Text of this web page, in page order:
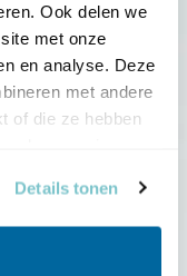
Ook delen we
met onze
en analyse. Deze
met andere
of die ze hebben
Details tonen